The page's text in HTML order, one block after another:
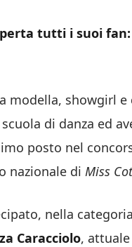
tutti i suoi
modella, showgirl
di danza ed
posto nel
nazionale di Miss
nella
Caracciolo,